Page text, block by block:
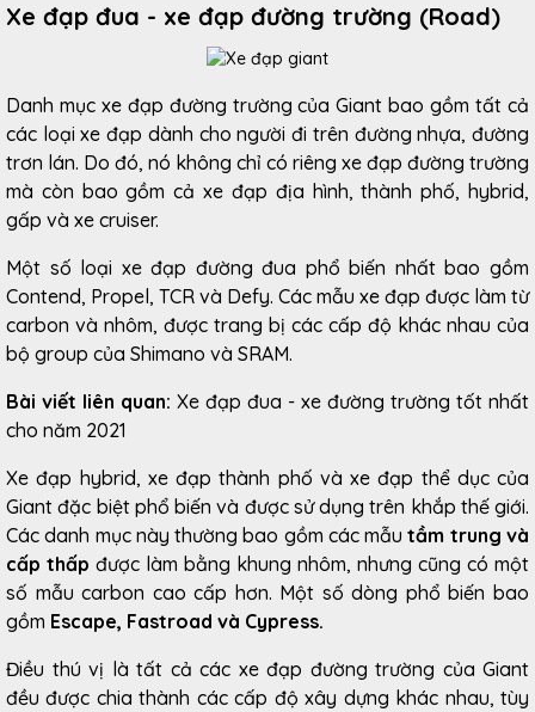
Xe đạp đua - xe đạp đường trường (Road)
Danh mục xe đạp đường trường của Giant bao gồm tất cả
các loại xe đạp dành cho người đi trên đường nhựa, đường
trơn lán. Do đó, nó không chỉ có riêng xe đạp đường trường
mà còn bao gồm cả xe đạp địa hình, thành phố, hybrid,
gấp và xe cruiser.
Một số loại xe đạp đường đua phổ biến nhất bao gồm
Contend, Propel, TCR và Defy. Các mẫu xe đạp được làm từ
carbon và nhôm, được trang bị các cấp độ khác nhau của
bộ group của Shimano và SRAM.
Bài viết liên quan: Xe đạp đua - xe đường trường tốt nhất
cho năm 2021
Xe đạp hybrid, xe đạp thành phố và xe đạp thể dục của
Giant đặc biệt phổ biến và được sử dụng trên khắp thế giới.
Các danh mục này thường bao gồm các mẫutầm trung và
cấp thấp được làm bằng khung nhôm, nhưng cũng có một
số mẫu carbon cao cấp hơn. Một số dòng phổ biến bao
gồm Escape, Fastroad và Cypress.
Điều thú vị là tất cả các xe đạp đường trường của Giant
đều được chia thành các cấp độ xây dựng khác nhau, tùy